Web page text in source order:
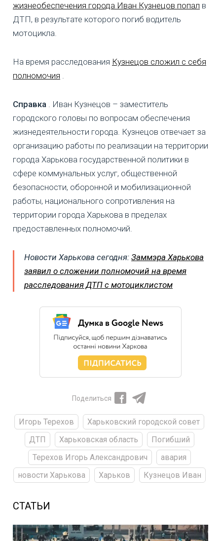
жизнеобеспечения города Иван Кузнецов попал в
ДТП, в результате которого погиб водитель
мотоцикла.
На время расследования Кузнецов сложил с себя
полномочия .
Справка . Иван Кузнецов – заместитель
городского головы по вопросам обеспечения
жизнедеятельности города. Кузнецов отвечает за
организацию работы по реализации на территории
города Харькова государственной политики в
сфере коммунальных услуг, общественной
безопасности, оборонной и мобилизационной
работы, национального сопротивления на
территории города Харькова в пределах
предоставленных полномочий.
Новости Харькова сегодня: Заммэра Харькова
заявил о сложении полномочий на время
расследования ДТП с мотоциклистом
Поделиться
Игорь Терехов
Харьковский городской совет
ДТП
Харьковская область
Погибший
Терехов Игорь Александрович
авария
новости Харькова
Харьков Кузнецов Иван
СТАТЬИ